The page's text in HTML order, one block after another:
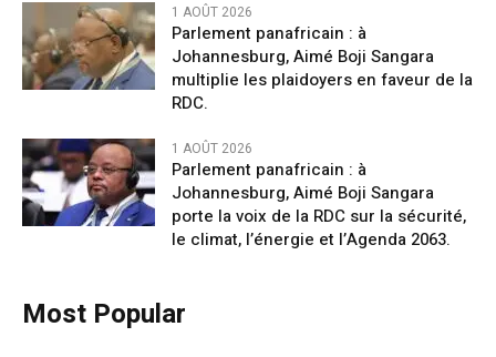
1 AOÛT 2026
Parlement panafricain : à
Johannesburg, Aimé Boji Sangara
multiplie les plaidoyers en faveur de la
RDC.
1 AOÛT 2026
Parlement panafricain : à
Johannesburg, Aimé Boji Sangara
porte la voix de la RDC sur la sécurité,
le climat, l’énergie et l’Agenda 2063.
Most Popular